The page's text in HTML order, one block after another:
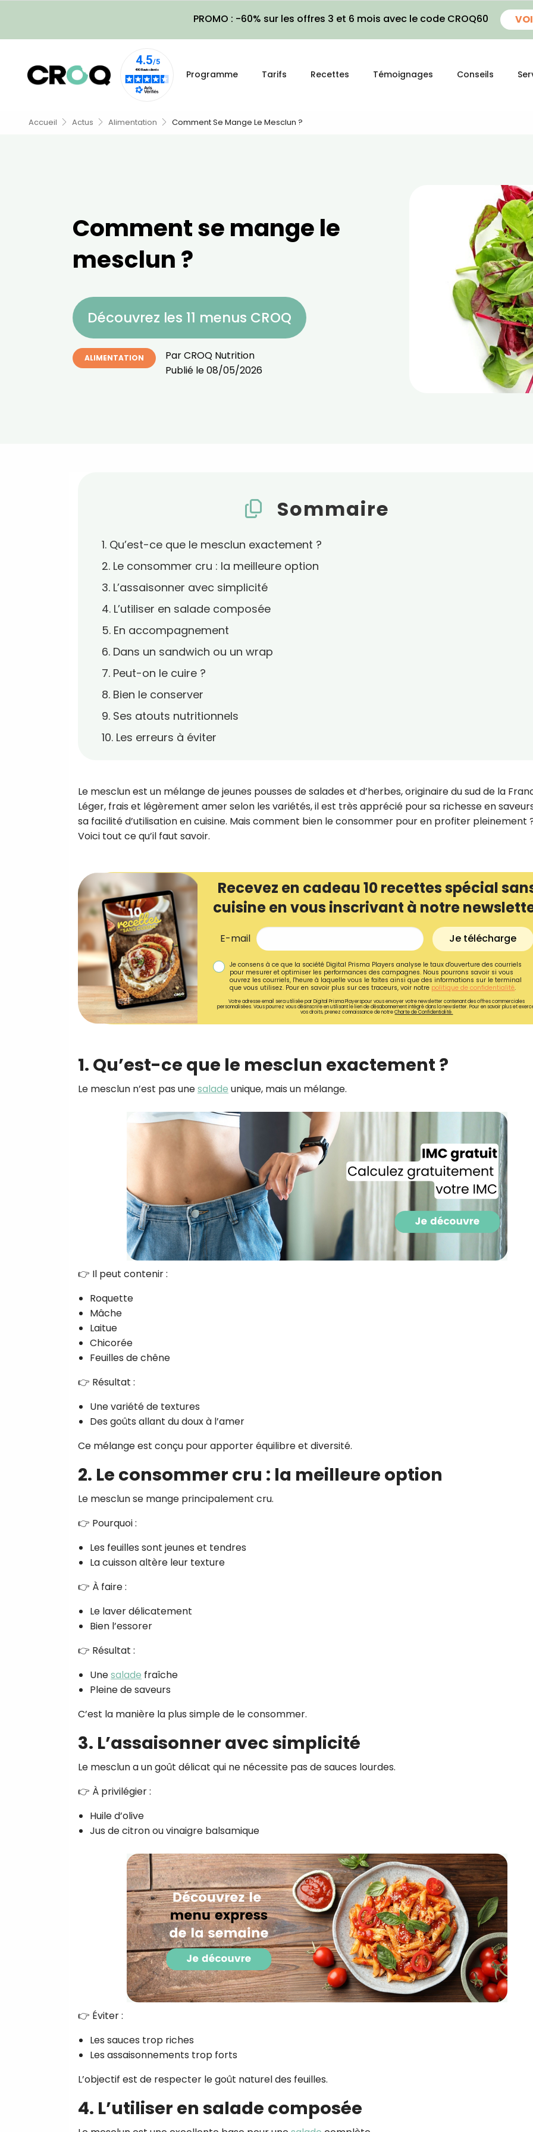
PROMO : -60% sur les offres 3 et 6 mois avec le code CROQ60
Programme Tarifs Recettes Témoignages Conseils
Accueil Actus Alimentation Comment Se Mange Le Mesclun ?
Comment se mange le
mesclun ?
Découvrez les 11 menus CROQ
ALIMENTATION ParCROQ Nutrition
Publié le08/05/2026
Sommaire
1. Qu’est-ce que le mesclun exactement ?
2. Le consommer cru : la meilleure option
3. L’assaisonner avec simplicité
4. L’utiliser en salade composée
5. En accompagnement
6. Dans un sandwich ou un wrap
7. Peut-on le cuire ?
8. Bien le conserver
9. Ses atouts nutritionnels
10. Les erreurs à éviter
Le mesclun est un mélange de jeunes pousses de salades et d’herbes, originaire du sud de la
Léger, frais et légèrement amer selon les variétés, il est très apprécié pour sa richesse en
sa facilité d’utilisation en cuisine. Mais comment bien le consommer pour en profiter pleinement
Voici tout ce qu’il faut savoir.
Recevez en cadeau 10 recettes spécial
cuisine en vous inscrivant à notre
E-mail Je télécharge
Je consens à ce que la société Digital Prisma Players analyse le taux d'ouverture des courriels
pour mesurer et optimiser les performances des campagnes. Nous pourrons savoir si vous
ouvrez les courriels, l'heure à laquelle vous le faites ainsi que des informations sur le terminal
que vous utilisez. Pour en savoir plus sur ces traceurs, voir notre politique de confidentialité.
Votre adresse email sera utilisée par Digital Prisma Playerspour vous envoyer votre newsletter contenant des offres commerciales
personnalisées. Vous pourrez vous désinscrire en utilisant le lien de désabonnement intégré dans la newsletter. Pour en savoir plus et
vos droits, prenez connaissance de notreCharte de Confidentialité.
1. Qu’est-ce que le mesclun exactement ?
Le mesclun n’est pas unesalade unique, mais un mélange.
👉 Il peut contenir :
Roquette
Mâche
Laitue
Chicorée
Feuilles de chêne
👉 Résultat :
Une variété de textures
Des goûts allant du doux à l’amer
Ce mélange est conçu pour apporter équilibre et diversité.
2. Le consommer cru : la meilleure option
Le mesclun se mange principalement cru.
👉 Pourquoi :
Les feuilles sont jeunes et tendres
La cuisson altère leur texture
👉 À faire :
Le laver délicatement
Bien l’essorer
👉 Résultat :
Unesalade fraîche
Pleine de saveurs
C’est la manière la plus simple de le consommer.
3. L’assaisonner avec simplicité
Le mesclun a un goût délicat qui ne nécessite pas de sauces lourdes.
👉 À privilégier :
Huile d’olive
Jus de citron ou vinaigre balsamique
👉 Éviter :
Les sauces trop riches
Les assaisonnements trop forts
L’objectif est de respecter le goût naturel des feuilles.
4. L’utiliser en salade composée
Recevez
de nos meilleures
Ainsi que la newsletter
Je consens à ce que la société
Prisma Players analyse le taux
des courriels pour mesurer et
performances des campagnes.
pourrons savoir si vous ouvrez les
l'heure à laquelle vous le faites
des informations sur le terminal
utilisez. Pour en savoir plus sur ces
voir notrepolitique de
Je reçois mon cadeau !